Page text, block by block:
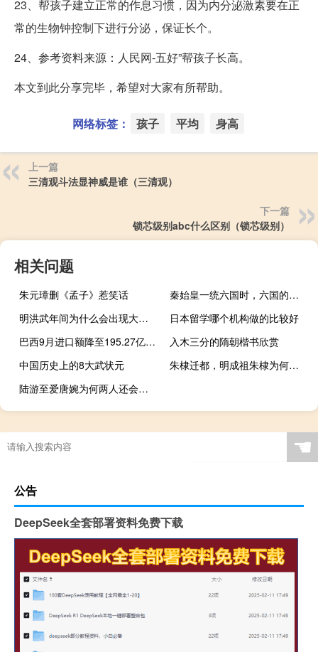
23、帮孩子建立正常的作息习惯，因为内分泌激素要在正
常的生物钟控制下进行分泌，保证长个。
24、参考资料来源：人民网-五好”帮孩子长高。
本文到此分享完毕，希望对大家有所帮助。
网络标签： 孩子 平均 身高
上一篇
三清观斗法显神威是谁（三清观）
下一篇
锁芯级别abc什么区别（锁芯级别）
相关问题
朱元璋删《孟子》惹笑话
秦始皇一统六国时，六国的君主都是什么下场？
明洪武年间为什么会出现大移民现象
日本留学哪个机构做的比较好
巴西9月进口额降至195.27亿美元
入木三分的隋朝楷书欣赏
中国历史上的8大武状元
朱棣迁都，明成祖朱棣为何会选择迁都北京
陆游至爱唐婉为何两人还会分离？唐婉到底是不是陆游的表妹？
☚
公告
DeepSeek全套部署资料免费下载